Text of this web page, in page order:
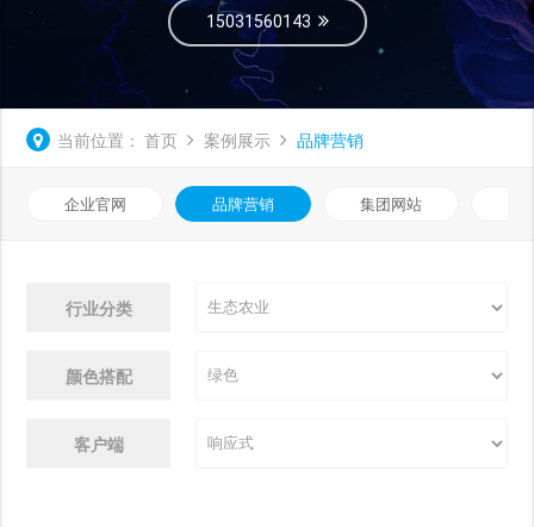
15031560143
当前位置： 首页 案例展示 品牌营销
企业官网 品牌营销 集团网站
行业分类
颜色搭配
客户端